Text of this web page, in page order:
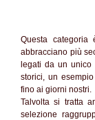
Questa
abbracciano più
legati da un
storici, un
fino ai giorni nostri.
Talvolta si tratta
selezione